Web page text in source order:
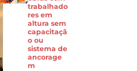
trabalhado
res em
altura sem
capacitaçã
o ou
sistema de
ancorage
m